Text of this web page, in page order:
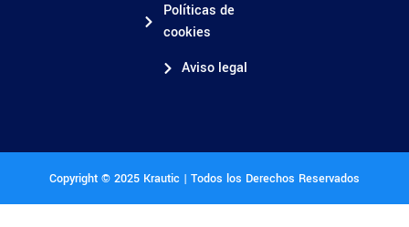
Políticas de
cookies
Aviso legal
Copyright © 2025 Krautic | Todos los Derechos Reservados